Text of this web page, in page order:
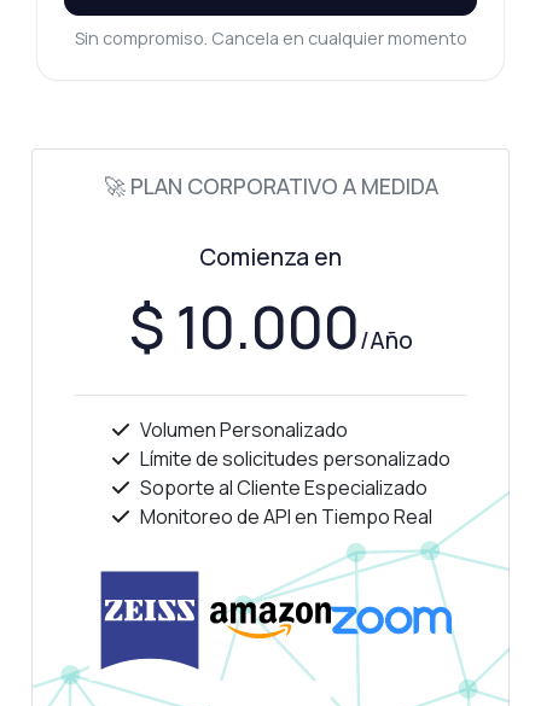
Sin compromiso. Cancela en cualquier momento
🚀 PLAN CORPORATIVO A MEDIDA
Comienza en
$ 10.000/Año
Volumen Personalizado
Límite de solicitudes personalizado
Soporte al Cliente Especializado
Monitoreo de API en Tiempo Real